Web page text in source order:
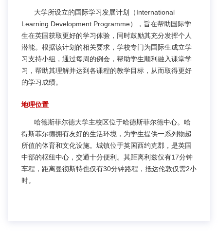
大学所设立的国际学习发展计划（International
Learning Development Programme），旨在帮助国际学
生在英国获取更好的学习体验，同时鼓励其充分发挥个人
潜能。根据该计划的相关要求，学校专门为国际生成立学
习支持小组，通过每周的例会，帮助学生顺利融入课堂学
习，帮助其理解并达到各课程的教学目标，从而取得更好
的学习成绩。
地理位置
哈德斯菲尔德大学主校区位于哈德斯菲尔德中心。哈
得斯菲尔德拥有友好的生活环境，为学生提供一系列物超
所值的体育和文化设施。城镇位于英国西约克郡，是英国
中部的枢纽中心，交通十分便利。其距离利兹仅有17分钟
车程，距离曼彻斯特也仅有30分钟路程，抵达伦敦仅需2小
时。